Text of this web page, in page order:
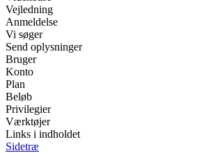
Vejledning
Anmeldelse
Vi søger
Send oplysninger
Bruger
Konto
Plan
Beløb
Privilegier
Værktøjer
Links i indholdet
Sidetræ